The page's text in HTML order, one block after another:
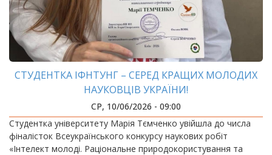
СТУДЕНТКА ІФНТУНГ – СЕРЕД КРАЩИХ МОЛОДИХ
НАУКОВЦІВ УКРАЇНИ!
СР, 10/06/2026 - 09:00
Студентка університету Марія Тємченко увійшла до числа
фіналісток Всеукраїнського конкурсу наукових робіт
«Інтелект молоді. Раціональне природокористування та